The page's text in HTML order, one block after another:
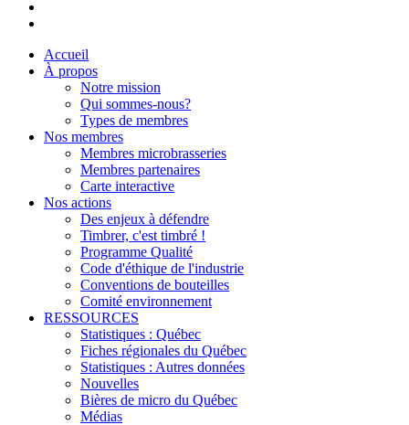
Accueil
À propos
Notre mission
Qui sommes-nous?
Types de membres
Nos membres
Membres microbrasseries
Membres partenaires
Carte interactive
Nos actions
Des enjeux à défendre
Timbrer, c'est timbré !
Programme Qualité
Code d'éthique de l'industrie
Conventions de bouteilles
Comité environnement
RESSOURCES
Statistiques : Québec
Fiches régionales du Québec
Statistiques : Autres données
Nouvelles
Bières de micro du Québec
Médias